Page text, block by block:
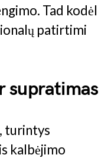
Tad kodėl
patirtimi
supratimas
turintys
kalbėjimo